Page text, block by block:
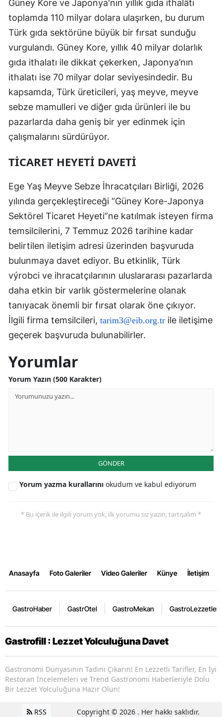
Güney Kore ve Japonya'nın yıllık gıda ithalâtı
toplamda 110 milyar dolara ulaşırken, bu durum
Türk gıda sektörüne büyük bir fırsat sunduğu
vurgulandı. Güney Kore, yıllık 40 milyar dolarlık
gıda ithalatı ile dikkat çekerken, Japonya’nın
ithalatı ise 70 milyar dolar seviyesindedir. Bu
kapsamda, Türk üreticileri, yaş meyve, meyve
sebze mamulleri ve diğer gıda ürünleri ile bu
pazarlarda daha geniş bir yer edinmek için
çalışmalarını sürdürüyor.
TICARET HEYETI DAVETI
Ege Yaş Meyve Sebze İhracatçıları Birliği, 2026
yılında gerçekleştireceği “Güney Kore-Japonya
Sektörel Ticaret Heyeti”ne katılmak isteyen firma
temsilcilerini, 7 Temmuz 2026 tarihine kadar
belirtilen iletişim adresi üzerinden başvuruda
bulunmaya davet ediyor. Bu etkinlik, Türk
výrobci ve ihracatçılarının uluslararası pazarlarda
daha etkin bir varlık göstermelerine olanak
tanıyacak önemli bir fırsat olarak öne çıkıyor.
İlgili firma temsilcileri, tarim3@eib.org.tr ile iletişime
geçerek başvuruda bulunabilirler.
Yorumlar
Yorum Yazın (500 Karakter)
GÖNDER
Yorum yazma kurallarını okudum ve kabul ediyorum
* Bu içerik ile ilgili yorum yok, ilk yorumu siz yazın, tartışalım *
Anasayfa Foto Galeriler Video Galeriler Künye İletişim
GastroHaber GastrOtel GastroMekan GastroLezzetler
Gastrofill : Lezzet Yolculuğuna Davet
Gastronomi Dünyasının Tadını Çıkarın! En Lezzetli Tarifler, En İyi
Restoran İncelemeleri ve Trend Gastronomi Haberleriyle Dolu
Bir Lezzet Yolculuğuna Hazır Olun!
RSS Copyright © 2026 . Her hakkı saklıdır.